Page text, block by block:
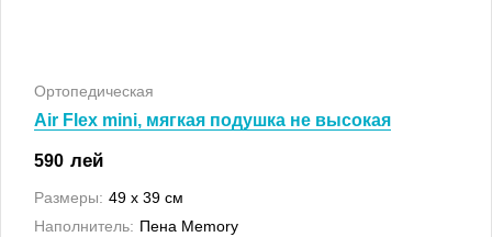
Ортопедическая
Air Flex mini, мягкая подушка не высокая
590 лей
Размеры: 49 x 39 см
Наполнитель: Пена Memory